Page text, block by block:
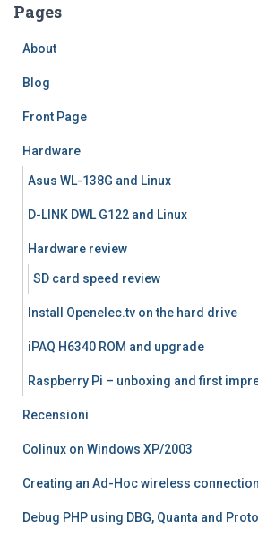
Pages
About
Blog
Front Page
Hardware
Asus WL-138G and Linux
D-LINK DWL G122 and Linux
Hardware review
SD card speed review
Install Openelec.tv on the hard drive
iPAQ H6340 ROM and upgrade
Raspberry Pi – unboxing and first
Recensioni
Colinux on Windows XP/2003
Creating an Ad-Hoc wireless
Debug PHP using DBG, Quanta and